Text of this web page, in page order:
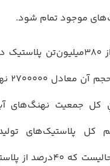
موجود تمام شود.
هر سال، بیش از ۳۸۰‌میلیون‌تن
وزنِ کل جمعیت
کل پلاستیک‌های
می‌شود. این‌درحالیست که